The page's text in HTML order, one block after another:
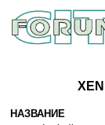
НАЗВАНИЕ